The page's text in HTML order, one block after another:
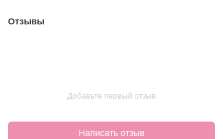
Отзывы
Добавьте первый отзыв
Написать отзыв